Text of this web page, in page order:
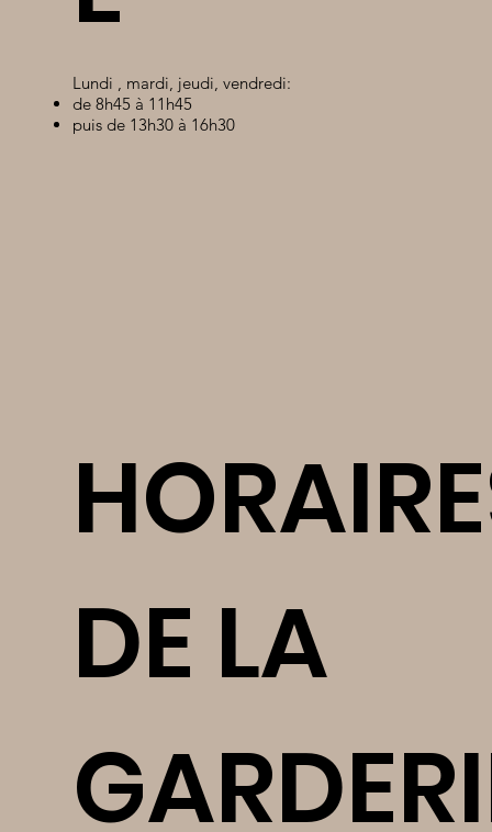
Lundi , mardi, jeudi, vendredi:
de 8h45 à 11h45
puis de 13h30 à 16h30
DE LA